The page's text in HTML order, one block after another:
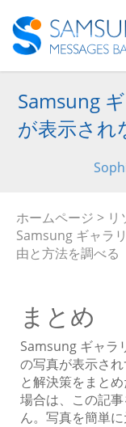
Samsung
が表示され
ホームページ > リ
Samsung ギャラ
由と方法を調べる
まとめ
Samsung ギャラ
の写真が表示さ
と解決策をまと
場合は、この記
ん。写真を簡単